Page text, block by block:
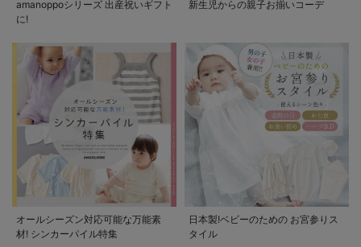
amanoppoシリーズ 出産祝いギフト
に!
新生児からの親子お揃いコーデ
オールシーズン対応可能な万能素
材! シンカーパイル特集
日本製!ベビーのための お宮参りス
タイル